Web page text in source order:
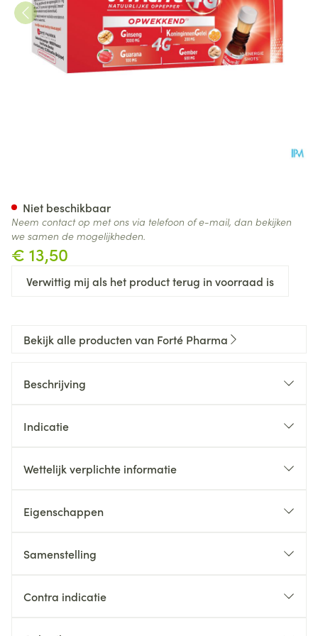
€ 13,50
Verwittig mij als het product terug in voorraad is
Niet beschikbaar
Neem contact op met ons via telefoon of e-mail, dan bekijken
we samen de mogelijkheden.
Bekijk alle producten van Forté Pharma
Beschrijving
Indicatie
Wettelijk verplichte informatie
Eigenschappen
Samenstelling
Contra indicatie